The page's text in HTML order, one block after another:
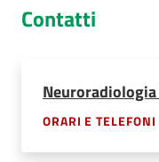
Carta
dei
Dedicato
Contatti
ORARI E TELEFONI